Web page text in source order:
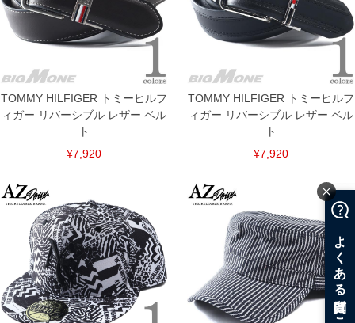
COLOR VARIATION
TOMMY HILFIGER トミーヒルフ
ィガー リバーシブル レザー ベル
ト
¥7,920
TOMMY HILFIGER トミーヒルフ
ィガー リバーシブル レザー ベル
ト
¥7,920